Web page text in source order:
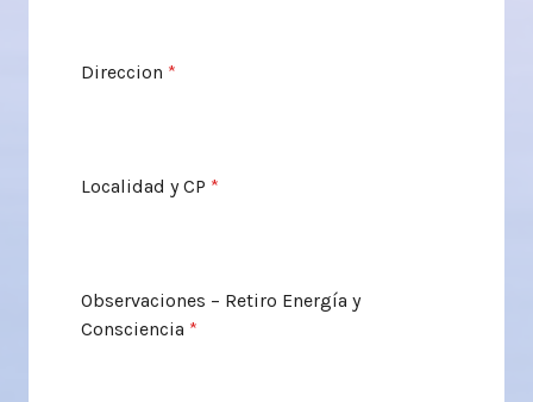
Direccion *
Localidad y CP *
Observaciones – Retiro Energía y
Consciencia *